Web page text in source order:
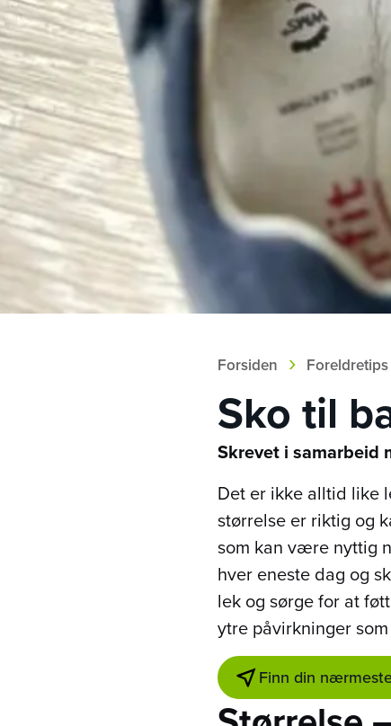
Forsiden › Foreldretips
Sko til
Skrevet i samarbeid
Det er ikke alltid like
størrelse er riktig og
som kan være nyttig
hver eneste dag og
lek og sørge for at
ytre påvirkninger
Finn din